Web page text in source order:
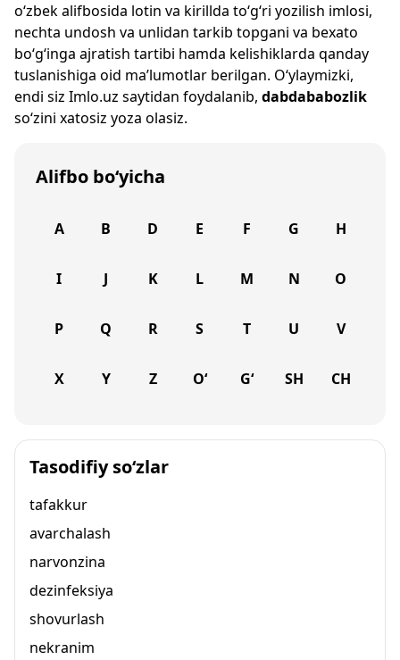
o‘zbek alifbosida lotin va kirillda to‘g‘ri yozilish imlosi,
nechta undosh va unlidan tarkib topgani va bexato
bo‘g‘inga ajratish tartibi hamda kelishiklarda qanday
tuslanishiga oid ma’lumotlar berilgan. O‘ylaymizki,
endi siz Imlo.uz saytidan foydalanib, dabdababozlik
so‘zini xatosiz yoza olasiz.
Alifbo bo‘yicha
A B D E F G H
I J K L M N O
P Q R S T U V
X Y Z O‘ G‘ SH CH
Tasodifiy so‘zlar
tafakkur
avarchalash
narvonzina
dezinfeksiya
shovurlash
nekranim